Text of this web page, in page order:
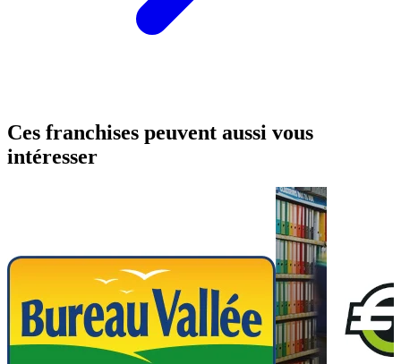
Ces franchises peuvent aussi vous
intéresser